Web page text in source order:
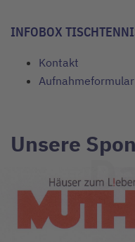
INFOBOX
Kontakt
Aufnahmeformular
Unsere